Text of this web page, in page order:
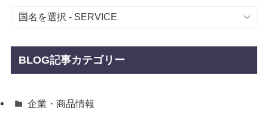
BLOG記事カテゴリー
企業・商品情報